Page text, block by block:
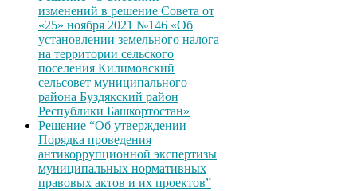
изменений в решение Совета от
«25» ноября 2021 №146 «Об
установлении земельного налога
на территории сельского
поселения Килимовский
сельсовет муниципального
района Буздякский район
Республики Башкортостан»
Решение “Об утверждении
Порядка проведения
антикоррупционной экспертизы
муниципальных нормативных
правовых актов и их проектов”